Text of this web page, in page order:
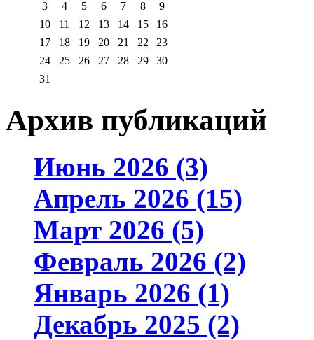
3 4 5 6 7 8
9
10
11 12 13 14 15
16
17
18 19 20 21 22
23
24
25 26 27 28 29
30
31
Архив публикаций
Июнь 2026 (3)
Апрель 2026 (15)
Март 2026 (5)
Февраль 2026 (2)
Январь 2026 (1)
Декабрь 2025 (2)